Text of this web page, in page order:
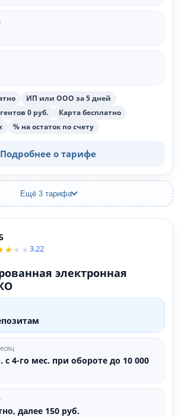
ИП или ООО за 5 дней
0 руб.
Карта бесплатно
% на остаток по счету
Подробнее о тарифе
Ещё 3 тарифа
3.22
электронная
с 4-го мес. при обороте до 10 000
далее 150 руб.